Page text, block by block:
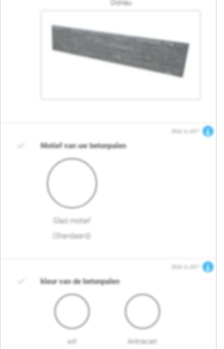
Donau
Wat is dit?
Motief van uw betonpalen
Glad motief
(Standaard)
Wat is dit?
kleur van de betonpalen
wit Antraciet